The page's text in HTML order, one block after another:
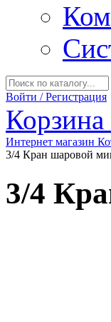
Войти / Регистрация
Интернет магазин
3/4 Кран шаровой
3/4